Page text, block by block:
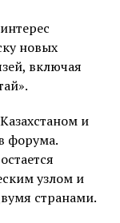
новых
включая
и
форума.
узлом и
странами.